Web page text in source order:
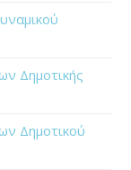
Δημοτικής
Δημοτικού